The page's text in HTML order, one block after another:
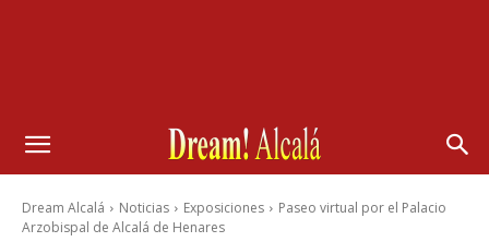
Dream Alcalá Noticias Exposiciones
Paseo virtual por el Palacio
Arzobispal de Alcalá de Henares